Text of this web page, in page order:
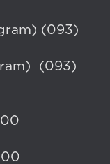
(093)
(093)